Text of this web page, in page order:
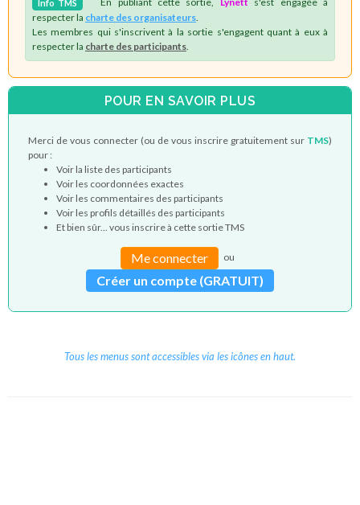
Info TMS
respecter la charte des organisateurs
Les membres qui s'inscrivent à la sortie s'engagent quant à eux à
respecter la charte des participants
POUR EN SAVOIR PLUS
Merci de vous connecter (ou de vous inscrire gratuitement sur TMS)
pour :
Voir la liste des participants
Voir les coordonnées exactes
Voir les commentaires des participants
Voir les profils détaillés des participants
Et bien sûr... vous inscrire à cette sortie TMS
Me connecter ou
Créer un compte (GRATUIT)
Tous les menus sont accessibles via les icônes en haut.